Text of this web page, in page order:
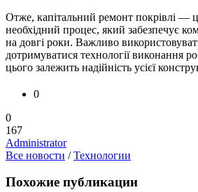
Отже, капітальний ремонт покрівлі —
необхідний процес, який забезпечує
на довгі роки. Важливо
дотримуватися технології виконання
цього залежить надійність усієї
0
0
167
Administrator
Все новости /Технологии
Похожие публикации